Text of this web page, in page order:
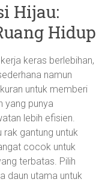
Hijau:
Hidup
keras berlebihan,
namun
untuk memberi
yang punya
lebih efisien.
rak gantung untuk
cocok untuk
terbatas. Pilih
daun utama untuk